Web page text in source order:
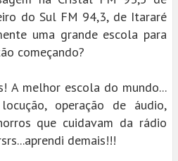
do Sul FM 94,3, de Itararé
uma grande escola para
começando?
A melhor escola do mundo...
operação de áudio,
que cuidavam da rádio
demais!!!